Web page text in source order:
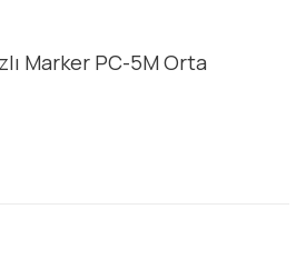
Marker PC-5M Orta